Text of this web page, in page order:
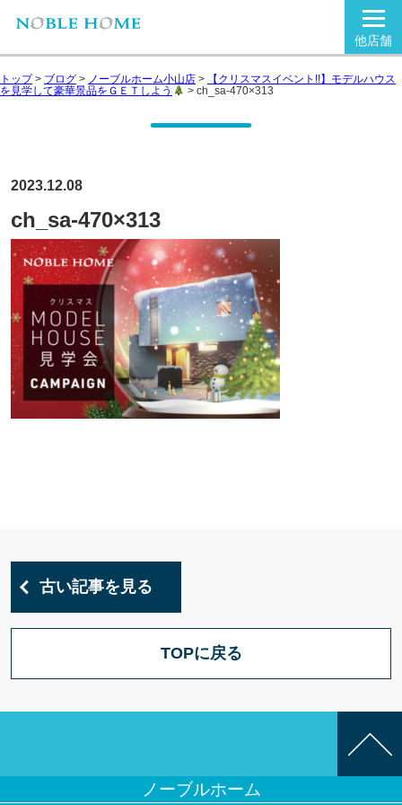
他店舗
トップ> ブログ > ノーブルホーム小山店 >
【クリスマスイベント!!】モデルハウス
を見学して豪華景品をＧＥＴしよう
> ch_sa-470×313
2023.12.08
ch_sa-470×313
古い記事を見る
TOPに戻る
ノーブルホーム